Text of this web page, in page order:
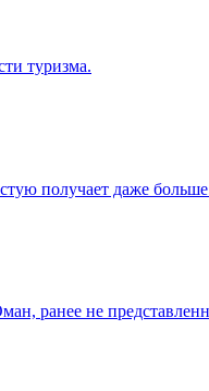
туризма.
получает даже
ранее не